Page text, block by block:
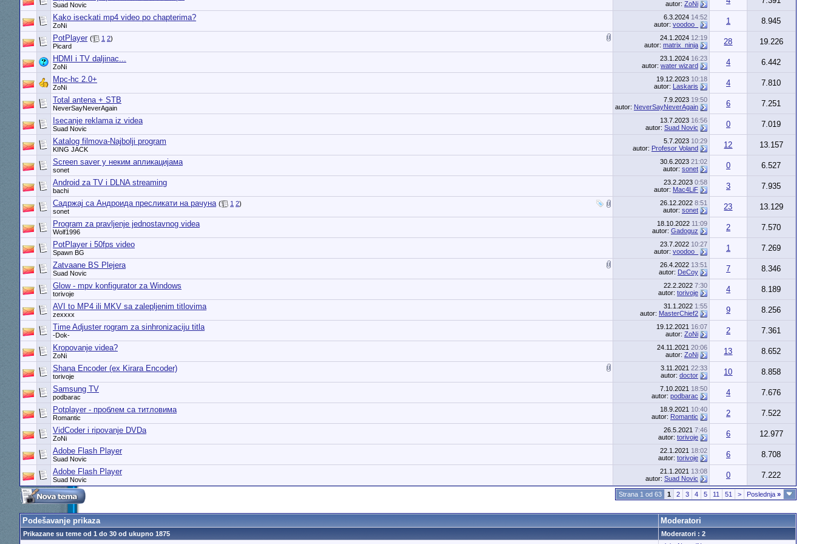
Suad Novic
autor: ZoNi
Kako iseckati mp4 video po chapterima?
ZoNi
6.3.2024 14:52
autor: voodoo_ 1
8.945
PotPlayer ( 1 2)
Picard
24.1.2024 12:19
autor: matrix_ninja 28
19.226
HDMI i TV daljinac...
ZoNi
23.1.2024 16:23
autor: water wizard 4
6.442
Mpc-hc 2.0+
ZoNi
19.12.2023 10:18
autor: Laskaris 4
7.810
Total antena + STB
NeverSayNeverAgain
7.9.2023 19:50
autor: NeverSayNeverAgain 6
7.251
Isecanje reklama iz videa
Suad Novic
13.7.2023 16:56
autor: Suad Novic 0
7.019
Katalog filmova-Najbolji program
KING JACK
5.7.2023 10:29
autor: Profesor Voland 12
13.157
Screen saver у неким апликацијама
sonet
30.6.2023 21:02
autor: sonet 0
6.527
Android za TV i DLNA streaming
bachi
23.2.2023 0:58
autor: Mac4LiF 3
7.935
Садржај са Андроида пресликати на рачуна ( 1 2)
sonet
26.12.2022 8:51
autor: sonet 23
13.129
Program za pravljenje jednostavnog videa
Wolf1996
18.10.2022 11:09
autor: Gadoguz 2
7.570
PotPlayer i 50fps video
Spawn BG
23.7.2022 10:27
autor: voodoo_ 1
7.269
Zatvaane BS Plejera
Suad Novic
26.4.2022 13:51
autor: DeCoy 7
8.346
Glow - mpv konfigurator za Windows
torivoje
22.2.2022 7:30
autor: torivoje 4
8.189
AVI to MP4 ili MKV sa zalepljenim titlovima
zexxxx
31.1.2022 1:55
autor: MasterChief2 9
8.256
Time Adjuster rogram za sinhronizaciju titla
-Dok-
19.12.2021 16:07
autor: ZoNi 2
7.361
Kropovanje videa?
ZoNi
24.11.2021 20:06
autor: ZoNi 13
8.652
Shana Encoder (ex Kirara Encoder)
torivoje
3.11.2021 22:33
autor: doctor 10
8.858
Samsung TV
podbarac
7.10.2021 18:50
autor: podbarac 4
7.676
Potplayer - проблем са титловима
Romantic
18.9.2021 10:40
autor: Romantic 2
7.522
VidCoder i ripovanje DVDa
ZoNi
26.5.2021 7:46
autor: torivoje 6
12.977
Adobe Flash Player
Suad Novic
22.1.2021 18:02
autor: torivoje 6
8.708
Adobe Flash Player
Suad Novic
21.1.2021 13:08
autor: Suad Novic 0 7.222
Strana 1 od 63 1 2 3 4 5 11 51 > Poslednja »
Podešavanje prikaza Moderatori
Prikazane su teme od 1 do 30 od ukupno 1875
Moderatori : 2